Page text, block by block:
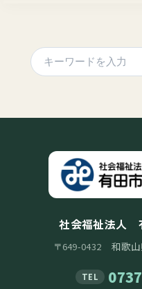
社会福祉法人
〒649-0432 和歌山
TEL